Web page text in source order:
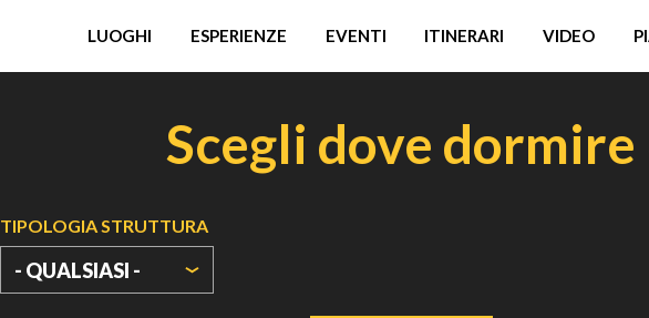
LUOGHI ESPERIENZE EVENTI ITINERARI VIDEO
Scegli dove dormire
TIPOLOGIA STRUTTURA
- QUALSIASI -